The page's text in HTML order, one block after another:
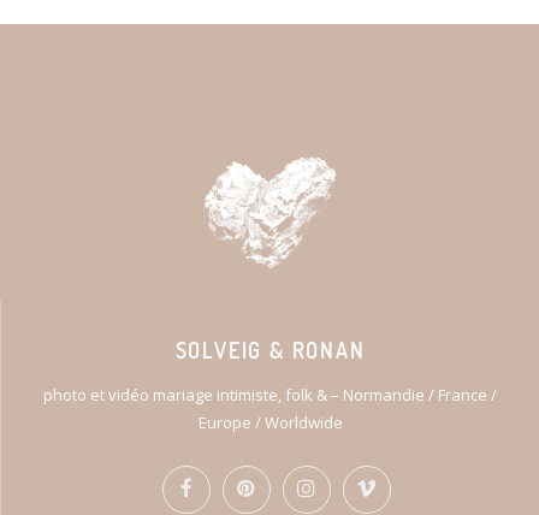
SOLVEIG & RONAN
photo et vidéo mariage intimiste, folk & – Normandie / France /
Europe / Worldwide